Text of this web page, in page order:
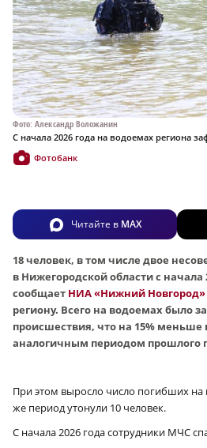
Фото: Александр Воложанин
С начала 2026 года на водоемах региона
Фотобанк
Читайте в MAX
18 человек, в том числе двое
в Нижегородской области с начала
сообщает НИА «Нижний Новгород»
региону. Всего на водоемах было
происшествия, что на 15% меньше
аналогичным периодом прошлого
При этом выросло число погибших на
же период утонули 10 человек.
С начала 2026 года сотрудники МЧС